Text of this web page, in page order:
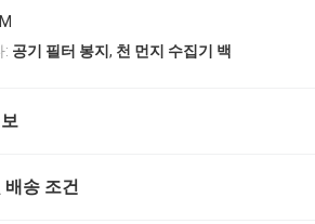
: 공기 필터 봉지 , 천 먼지 수집기 백
배송 조건